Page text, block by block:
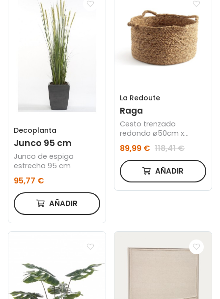
Decoplanta
Junco 95 cm
Junco de espiga
estrecha 95 cm
95,77 €
AÑADIR
La Redoute
Raga
Cesto trenzado
redondo ø50cm x
89,99 € 118,41 €
AÑADIR